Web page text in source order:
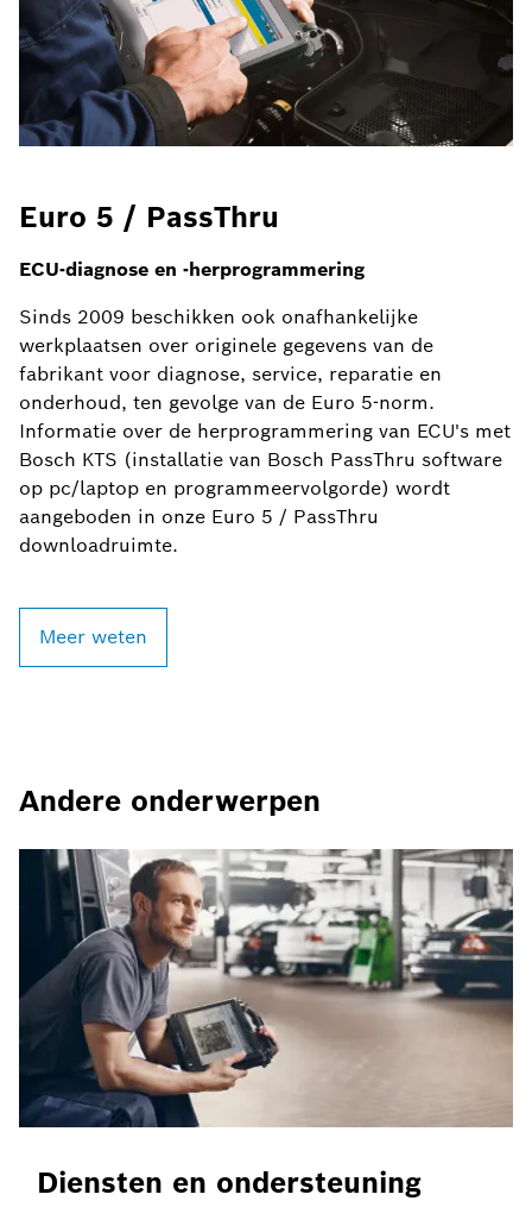
Euro 5 / PassThru
ECU-diagnose en -herprogrammering
Sinds 2009 beschikken ook onafhankelijke
werkplaatsen over originele gegevens van de
fabrikant voor diagnose, service, reparatie en
onderhoud, ten gevolge van de Euro 5-norm.
Informatie over de herprogrammering van ECU's met
Bosch KTS (installatie van Bosch PassThru software
op pc/laptop en programmeervolgorde) wordt
aangeboden in onze Euro 5 / PassThru
downloadruimte.
Meer weten
Andere onderwerpen
Diensten en ondersteuning